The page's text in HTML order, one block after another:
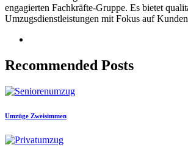
engagierten Fachkräfte-Gruppe. Es bietet
Umzugsdienstleistungen mit Fokus auf
Recommended Posts
Umzüge Zweisimmen